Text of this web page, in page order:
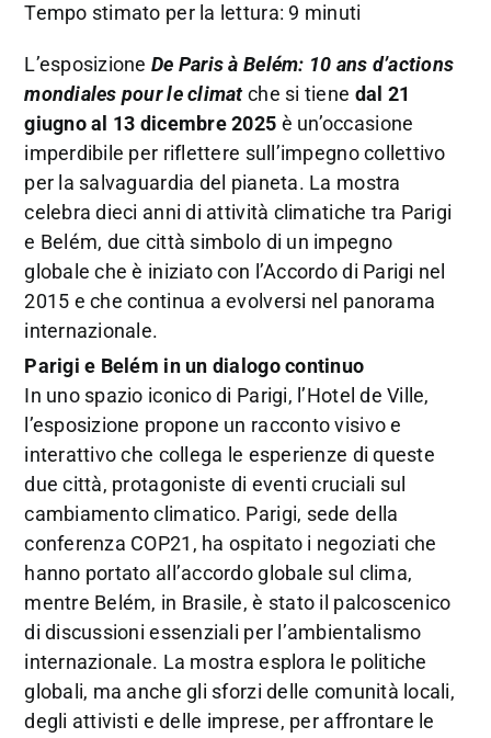
Tempo stimato per la lettura: 9 minuti
L’esposizioneDe Paris à Belém: 10 ans d’actions
mondiales pour le climatche si tiene dal 21
giugno al 13 dicembre 2025 è un’occasione
imperdibile per riflettere sull’impegno collettivo
per la salvaguardia del pianeta. La mostra
celebra dieci anni di attività climatiche tra Parigi
e Belém, due città simbolo di un impegno
globale che è iniziato con l’Accordo di Parigi nel
2015 e che continua a evolversi nel panorama
internazionale.
Parigi e Belém in un dialogo continuo
In uno spazio iconico di Parigi, l’Hotel de Ville,
l’esposizione propone un racconto visivo e
interattivo che collega le esperienze di queste
due città, protagoniste di eventi cruciali sul
cambiamento climatico. Parigi, sede della
conferenza COP21, ha ospitato i negoziati che
hanno portato all’accordo globale sul clima,
mentre Belém, in Brasile, è stato il palcoscenico
di discussioni essenziali per l’ambientalismo
internazionale. La mostra esplora le politiche
globali, ma anche gli sforzi delle comunità locali,
degli attivisti e delle imprese, per affrontare le